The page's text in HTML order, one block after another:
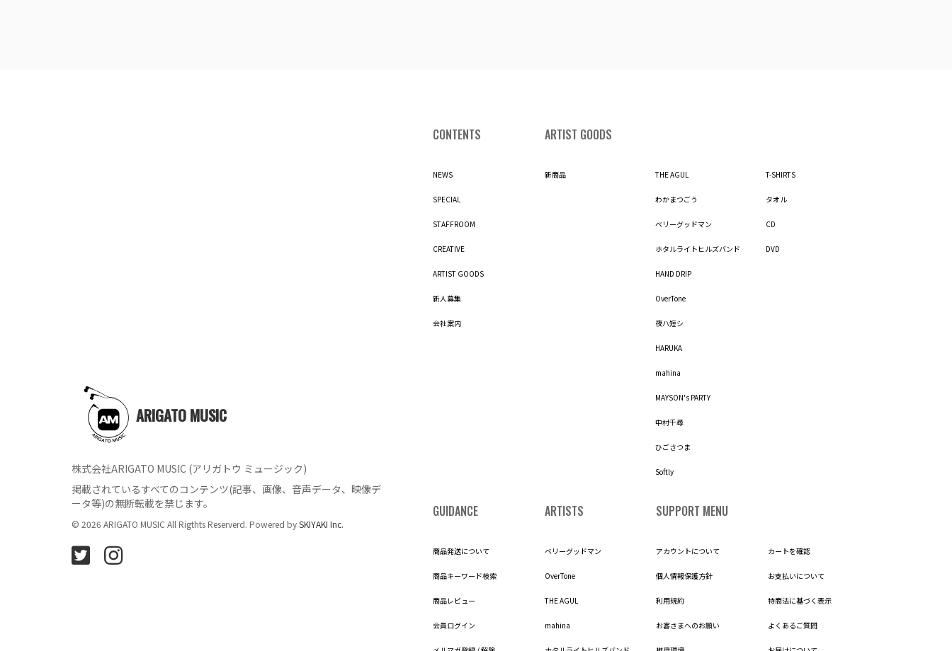
ARIGATO MUSIC
株式会社ARIGATO MUSIC (アリガトウ ミュージック)
掲載されているすべてのコンテンツ(記事、画像、音声データ、映像デ
ータ等)の無断転載を禁じます。
© 2026 ARIGATO MUSIC All Rigthts Reserverd. Powered bySKIYAKI Inc.
CONTENTS
NEWS
SPECIAL
STAFFROOM
CREATIVE
ARTIST GOODS
新人募集
会社案内
ARTIST GOODS
新商品 THE AGUL
わかまつごう
ベリーグッドマン
ホタルライトヒルズバンド
HAND DRIP
OverTone
夜ハ短シ
HARUKA
mahina
MAYSON's PARTY
中村千尋
ひごさつま
Softly
T-SHIRTS
タオル
CD
DVD
GUIDANCE
商品発送について
商品キーワード検索
商品レビュー
会員ログイン
ARTISTS
ベリーグッドマン
OverTone
THE AGUL
mahina
SUPPORT MENU
アカウントについて
個人情報保護方針
利用規約
お客さまへのお願い
カートを確認
お支払いについて
特商法に基づく表示
よくあるご質問